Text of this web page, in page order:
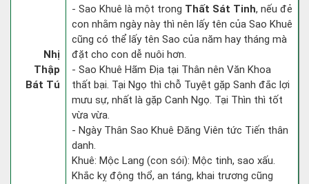
Nhị
Thập
Bát Tú
- Sao Khuê là một trong Thất Sát Tinh, nếu đẻ
con nhằm ngày này thì nên lấy tên của Sao Khuê
cũng có thể lấy tên Sao của năm hay tháng mà
đặt cho con dễ nuôi hơn.
- Sao Khuê Hãm Địa tại Thân nên Văn Khoa
thất bại. Tại Ngọ thì chỗ Tuyệt gặp Sanh đắc lợi
mưu sự, nhất là gặp Canh Ngọ. Tại Thìn thì tốt
vừa vừa.
- Ngày Thân Sao Khuê Đăng Viên tức Tiến thân
danh.
Khuê: Mộc Lang (con sói): Mộc tinh, sao xấu.
Khắc kỵ động thổ, an táng, khai trương cũng